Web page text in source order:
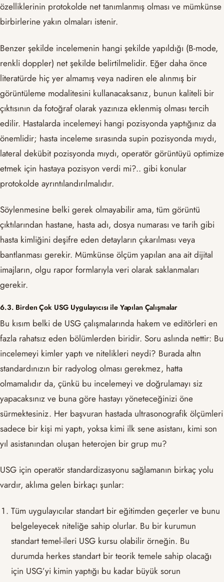
özelliklerinin protokolde net tanımlanmış olması ve mümkünse
birbirlerine yakın olmaları istenir.
Benzer şekilde incelemenin hangi şekilde yapıldığı (B-mode,
renkli doppler) net şekilde belirtilmelidir. Eğer daha önce
literatürde hiç yer almamış veya nadiren ele alınmış bir
görüntüleme modalitesini kullanacaksanız, bunun kaliteli bir
çıktısının da fotoğraf olarak yazınıza eklenmiş olması tercih
edilir. Hastalarda incelemeyi hangi pozisyonda yaptığınız da
önemlidir; hasta inceleme sırasında supin pozisyonda mıydı,
lateral dekübit pozisyonda mıydı, operatör görüntüyü optimize
etmek için hastaya pozisyon verdi mi?.. gibi konular
protokolde ayrıntılandırılmalıdır.
Söylenmesine belki gerek olmayabilir ama, tüm görüntü
çıktılarından hastane, hasta adı, dosya numarası ve tarih gibi
hasta kimliğini deşifre eden detayların çıkarılması veya
bantlanması gerekir. Mümkünse ölçüm yapılan ana ait dijital
imajların, olgu rapor formlarıyla veri olarak saklanmaları
gerekir.
6.3. Birden Çok USG Uygulayıcısı ile Yapılan Çalışmalar
Bu kısım belki de USG çalışmalarında hakem ve editörleri en
fazla rahatsız eden bölümlerden biridir. Soru aslında nettir: Bu
incelemeyi kimler yaptı ve nitelikleri neydi? Burada altın
standardınızın bir radyolog olması gerekmez, hatta
olmamalıdır da, çünkü bu incelemeyi ve doğrulamayı siz
yapacaksınız ve buna göre hastayı yöneteceğinizi öne
sürmektesiniz. Her başvuran hastada ultrasonografik ölçümleri
sadece bir kişi mi yaptı, yoksa kimi ilk sene asistanı, kimi son
yıl asistanından oluşan heterojen bir grup mu?
USG için operatör standardizasyonu sağlamanın birkaç yolu
vardır, aklıma gelen birkaçı şunlar:
Tüm uygulayıcılar standart bir eğitimden geçerler ve bunu
belgeleyecek niteliğe sahip olurlar. Bu bir kurumun
standart temel-ileri USG kursu olabilir örneğin. Bu
durumda herkes standart bir teorik temele sahip olacağı
için USG’yi kimin yaptığı bu kadar büyük sorun